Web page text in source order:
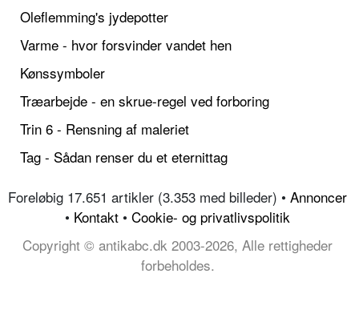
Oleflemming's jydepotter
Varme - hvor forsvinder vandet hen
Kønssymboler
Træarbejde - en skrue-regel ved forboring
Trin 6 - Rensning af maleriet
Tag - Sådan renser du et eternittag
Foreløbig 17.651 artikler (3.353 med billeder) • Annoncer
• Kontakt • Cookie- og privatlivspolitik
Copyright © antikabc.dk 2003-2026, Alle rettigheder
forbeholdes.